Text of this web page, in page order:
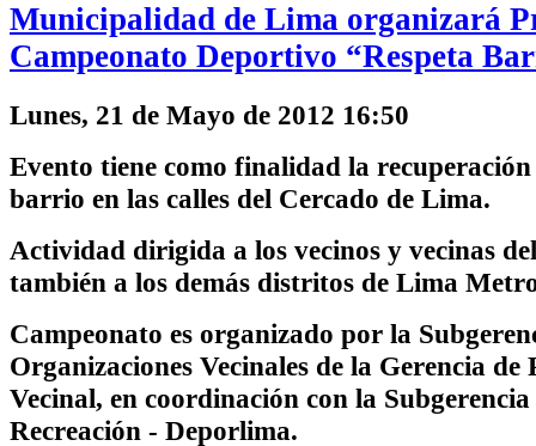
Municipalidad de Lima organizará
Campeonato Deportivo “Respeta
Lunes, 21 de Mayo de 2012 16:50
Evento tiene como finalidad la
barrio en las calles del Cercado de Lima.
Actividad dirigida a los vecinos y vecinas
también a los demás distritos de Lima
Campeonato es organizado por la
Organizaciones Vecinales de la Gerencia
Vecinal, en coordinación con la
Recreación - Deporlima.